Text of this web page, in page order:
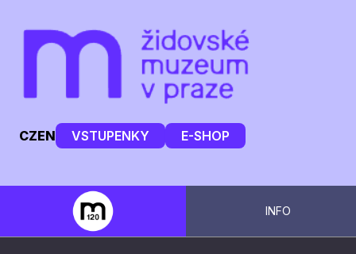
CZEN VSTUPENKY E-SHOP
INFO